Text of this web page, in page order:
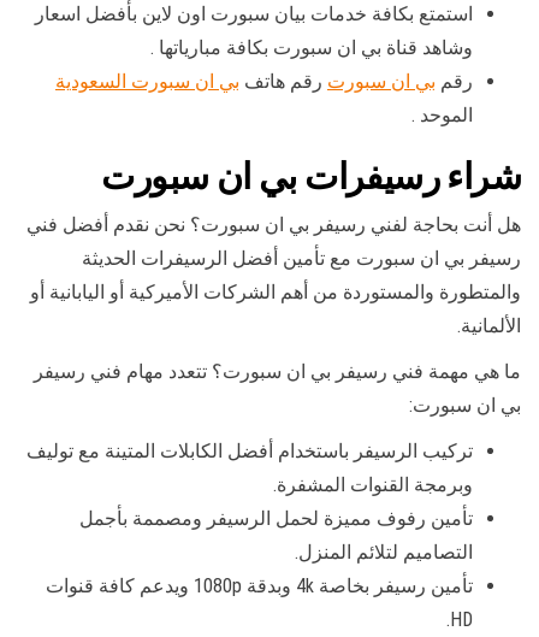
استمتع بكافة خدمات بيان سبورت اون لاين بأفضل اسعار
وشاهد قناة بي ان سبورت بكافة مبارياتها .
رقم بي ان سبورت رقم هاتف بي ان سبورت السعودية
الموحد .
شراء رسيفرات بي ان سبورت
هل أنت بحاجة لفني رسيفر بي ان سبورت؟ نحن نقدم أفضل فني
رسيفر بي ان سبورت مع تأمين أفضل الرسيفرات الحديثة
والمتطورة والمستوردة من أهم الشركات الأميركية أو اليابانية أو
الألمانية.
ما هي مهمة فني رسيفر بي ان سبورت؟ تتعدد مهام فني رسيفر
بي ان سبورت:
تركيب الرسيفر باستخدام أفضل الكابلات المتينة مع توليف
وبرمجة القنوات المشفرة.
تأمين رفوف مميزة لحمل الرسيفر ومصممة بأجمل
التصاميم لتلائم المنزل.
تأمين رسيفر بخاصة 4k وبدقة 1080p ويدعم كافة قنوات
HD.